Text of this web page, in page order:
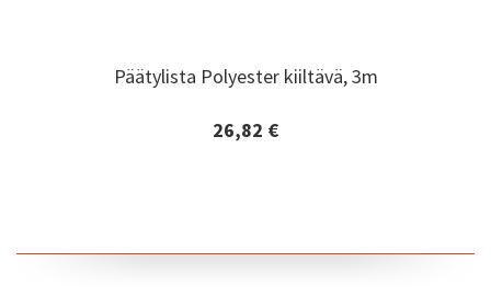
Päätylista Polyester kiiltävä, 3m
26,82 €
Päätylista Polyester kiiltävä, 3m
Lisätiedot ja tilaaminen